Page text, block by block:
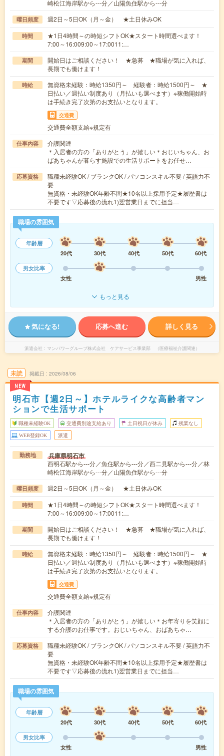
崎松江海岸駅から---分／山陽魚住駅から---分
曜日頻度 週2日～5日OK（月～金） ★土日休みOK
時間
★1日4時間～の時短シフトOK★スタート時間選べます！
7:00～16:009:00～17:0011:…
期間
開始日はご相談ください！ ★急募 ★職場が気に入れば、
長期でも働けます！
時給
無資格未経験：時給1350円～ 経験者：時給1500円～ ★
日払い／週払い制度あり（月払いも選べます）※稼働開始時
は手続き完了次第のお支払いとなります。
交通費
交通費全額支給※規定有
仕事内容
介護関連
＊入居者の方の「ありがとう」が嬉しい＊おじいちゃん、お
ばあちゃんが暮らす施設での生活サポートをお任せ…
応募資格
職種未経験OK / ブランクOK / パソコンスキル不要 / 英語力不
要
無資格・未経験OK年齢不問★10名以上採用予定★履歴書は
不要です▽応募後の流れ1)翌営業日までに担当…
職場の雰囲気
年齢層
20代
30代 40代 50代
60代
男女比率
女性
男性
もっと見る
気になる! 応募へ進む 詳しく見る
派遣会社 マンパワーグループ株式会社 ケアサービス事業部 （医療福祉介護関連）
未読
NEW
掲載日 2026/08/06
明石市【週2日～】ホテルライクな高齢者マン
ションで生活サポート
職種未経験OK 交通費別途支給あり 土日祝日が休み 残業なし
WEB登録OK 派遣
勤務地 兵庫県明石市
西明石駅から---分／魚住駅から---分／西二見駅から---分／林
崎松江海岸駅から---分／山陽魚住駅から---分
曜日頻度 週2日～5日OK（月～金） ★土日休みOK
時間
★1日4時間～の時短シフトOK★スタート時間選べます！
7:00～16:009:00～17:0011:…
期間
開始日はご相談ください！ ★急募 ★職場が気に入れば、
長期でも働けます！
時給
無資格未経験：時給1350円～ 経験者：時給1500円～ ★
日払い／週払い制度あり（月払いも選べます）※稼働開始時
は手続き完了次第のお支払いとなります。
交通費
交通費全額支給※規定有
仕事内容
介護関連
＊入居者の方の「ありがとう」が嬉しい＊お年寄りを笑顔に
する介護のお仕事です。おじいちゃん、おばあちゃ…
応募資格
職種未経験OK / ブランクOK / パソコンスキル不要 / 英語力不
要
無資格・未経験OK年齢不問★10名以上採用予定★履歴書は
不要です▽応募後の流れ1)翌営業日までに担当…
職場の雰囲気
年齢層
20代
30代 40代 50代
60代
男女比率
女性
男性